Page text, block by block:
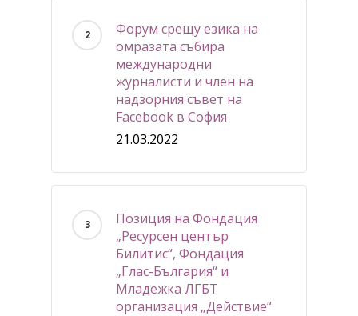
Форум срещу езика на
омразата събира
международни
журналисти и член на
надзорния съвет на
Facebook в София
21.03.2022
Позиция на Фондация
„Ресурсен център
Билитис“, Фондация
„Глас-България“ и
Младежка ЛГБТ
организация „Действие“